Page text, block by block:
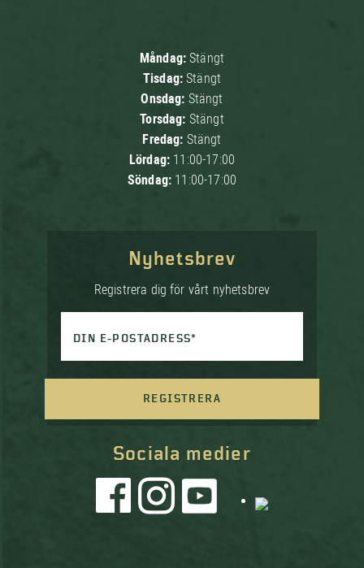
Måndag:Stängt
Tisdag:Stängt
Onsdag: Stängt
Torsdag: Stängt
Fredag: Stängt
Lördag: 11:00-17:00
Söndag: 11:00-17:00
Sociala medier
Nyhetsbrev
Registrera dig för vårt nyhetsbrev
DIN E-POSTADRESS*
REGISTRERA